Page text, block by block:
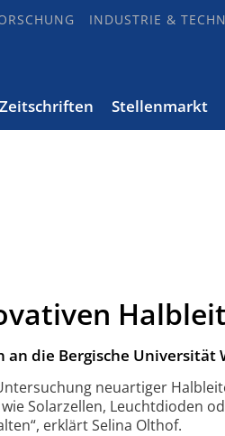
INDUSTRIE &
Zeitschriften Stellenmarkt
an die Bergische Universität
neuartiger
Solarzellen, Leuchtdioden
erklärt Selina Olthof.